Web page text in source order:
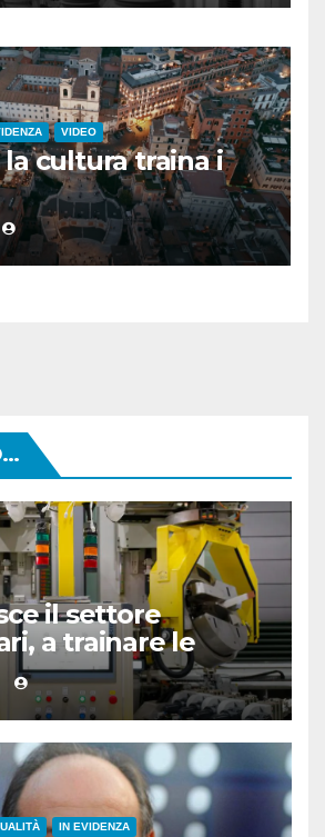
VIDEO
cultura traina i
il settore
a trainare le
intelligenti”
IN EVIDENZA